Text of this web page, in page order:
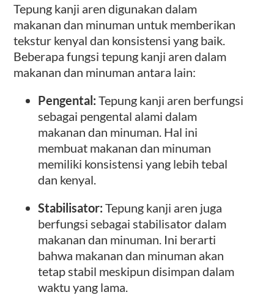
Tepung kanji aren digunakan dalam
makanan dan minuman untuk memberikan
tekstur kenyal dan konsistensi yang baik.
Beberapa fungsi tepung kanji aren dalam
makanan dan minuman antara lain:
Pengental: Tepung kanji aren berfungsi
sebagai pengental alami dalam
makanan dan minuman. Hal ini
membuat makanan dan minuman
memiliki konsistensi yang lebih tebal
dan kenyal.
Stabilisator: Tepung kanji aren juga
berfungsi sebagai stabilisator dalam
makanan dan minuman. Ini berarti
bahwa makanan dan minuman akan
tetap stabil meskipun disimpan dalam
waktu yang lama.